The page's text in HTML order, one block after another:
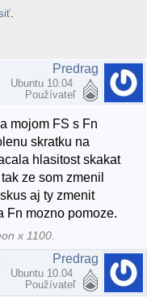
Predrag
Ubuntu 10.04
Používateľ
mojom FS s Fn
skratku na
hlasitost skakat
ze som zmenil
aj ty zmenit
Fn mozno pomoze.
x 1100.
Predrag
Ubuntu 10.04
Používateľ